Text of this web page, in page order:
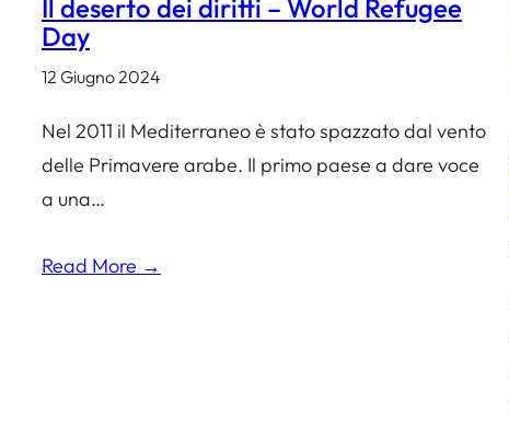
Il deserto dei diritti – World Refugee
Day
12 Giugno 2024
Nel 2011 il Mediterraneo è stato spazzato dal vento
delle Primavere arabe. Il primo paese a dare voce
a una…
Read More →